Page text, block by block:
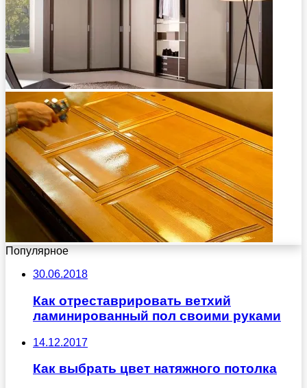
Популярное
30.06.2018
Как отреставрировать ветхий
ламинированный пол своими руками
14.12.2017
Как выбрать цвет натяжного потолка